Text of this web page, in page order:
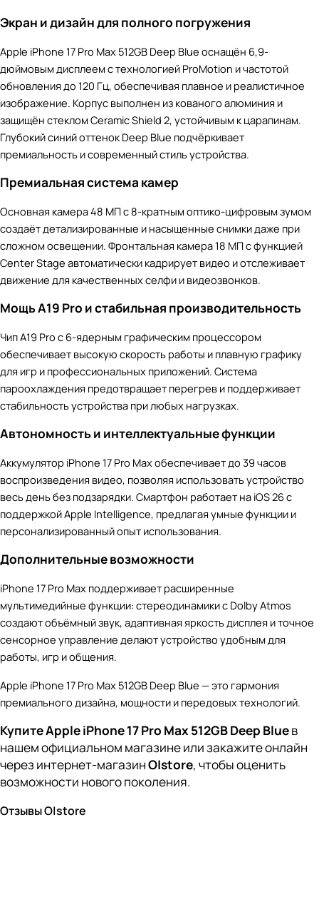
Экран и дизайн для полного погружения
Apple iPhone 17 Pro Max 512GB Deep Blue оснащён 6,9-
дюймовым дисплеем с технологией ProMotion и частотой
обновления до 120 Гц, обеспечивая плавное и реалистичное
изображение. Корпус выполнен из кованого алюминия и
защищён стеклом Ceramic Shield 2, устойчивым к царапинам.
Глубокий синий оттенок Deep Blue подчёркивает
премиальность и современный стиль устройства.
Премиальная система камер
Основная камера 48 МП с 8-кратным оптико-цифровым зумом
создаёт детализированные и насыщенные снимки даже при
сложном освещении. Фронтальная камера 18 МП с функцией
Center Stage автоматически кадрирует видео и отслеживает
движение для качественных селфи и видеозвонков.
Мощь A19 Pro и стабильная производительность
Чип A19 Pro с 6-ядерным графическим процессором
обеспечивает высокую скорость работы и плавную графику
для игр и профессиональных приложений. Система
пароохлаждения предотвращает перегрев и поддерживает
стабильность устройства при любых нагрузках.
Автономность и интеллектуальные функции
Аккумулятор iPhone 17 Pro Max обеспечивает до 39 часов
воспроизведения видео, позволяя использовать устройство
весь день без подзарядки. Смартфон работает на iOS 26 с
поддержкой Apple Intelligence, предлагая умные функции и
персонализированный опыт использования.
Дополнительные возможности
iPhone 17 Pro Max поддерживает расширенные
мультимедийные функции: стереодинамики с Dolby Atmos
создают объёмный звук, адаптивная яркость дисплея и точное
сенсорное управление делают устройство удобным для
работы, игр и общения.
Apple iPhone 17 Pro Max 512GB Deep Blue — это гармония
премиального дизайна, мощности и передовых технологий.
Купите Apple iPhone 17 Pro Max 512GB Deep Blueв
нашем официальном магазине или закажите онлайн
через интернет-магазинO|store, чтобы оценить
возможности нового поколения.
Отзывы O|store